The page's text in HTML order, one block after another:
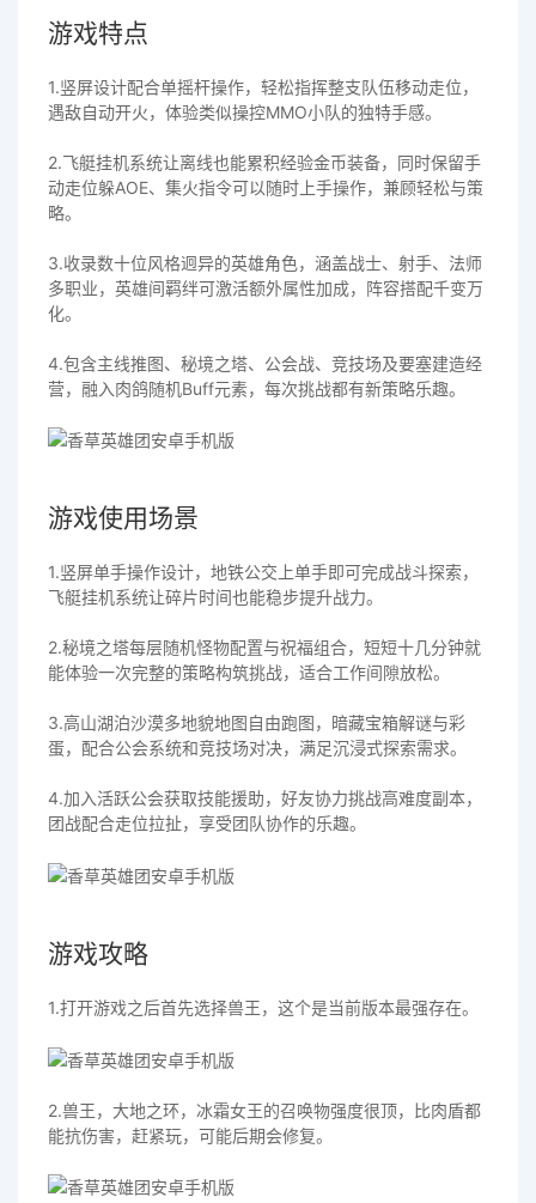
游戏特点
1.竖屏设计配合单摇杆操作，轻松指挥整支队伍移动走位，
遇敌自动开火，体验类似操控MMO小队的独特手感。
2.飞艇挂机系统让离线也能累积经验金币装备，同时保留手
动走位躲AOE、集火指令可以随时上手操作，兼顾轻松与策
略。
3.收录数十位风格迥异的英雄角色，涵盖战士、射手、法师
多职业，英雄间羁绊可激活额外属性加成，阵容搭配千变万
化。
4.包含主线推图、秘境之塔、公会战、竞技场及要塞建造经
营，融入肉鸽随机Buff元素，每次挑战都有新策略乐趣。
游戏使用场景
1.竖屏单手操作设计，地铁公交上单手即可完成战斗探索，
飞艇挂机系统让碎片时间也能稳步提升战力。
2.秘境之塔每层随机怪物配置与祝福组合，短短十几分钟就
能体验一次完整的策略构筑挑战，适合工作间隙放松。
3.高山湖泊沙漠多地貌地图自由跑图，暗藏宝箱解谜与彩
蛋，配合公会系统和竞技场对决，满足沉浸式探索需求。
4.加入活跃公会获取技能援助，好友协力挑战高难度副本，
团战配合走位拉扯，享受团队协作的乐趣。
游戏攻略
1.打开游戏之后首先选择兽王，这个是当前版本最强存在。
2.兽王，大地之环，冰霜女王的召唤物强度很顶，比肉盾都
能抗伤害，赶紧玩，可能后期会修复。